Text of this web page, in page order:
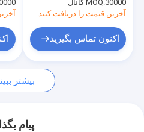
30000
MOQ:30000 کانال
آخرین قیمت را دریافت کنید
اکنون تماس بگیرید
بیشتر
پیام